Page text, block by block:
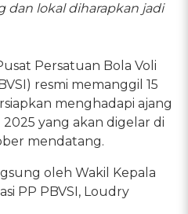
dan lokal diharapkan jadi
Persatuan Bola Voli
resmi memanggil 15
menghadapi ajang
2025 yang akan digelar di
mendatang.
oleh Wakil Kepala
PP PBVSI, Loudry